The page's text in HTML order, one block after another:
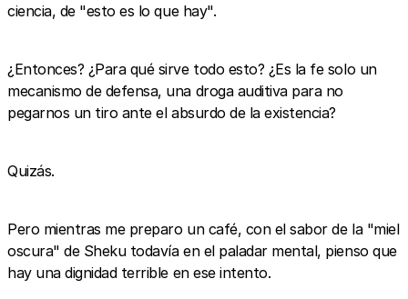
ciencia, de "esto es lo que hay".
¿Entonces? ¿Para qué sirve todo esto? ¿Es la fe solo un
mecanismo de defensa, una droga auditiva para no
pegarnos un tiro ante el absurdo de la existencia?
Quizás.
Pero mientras me preparo un café, con el sabor de la "miel
oscura" de Sheku todavía en el paladar mental, pienso que
hay una dignidad terrible en ese intento.